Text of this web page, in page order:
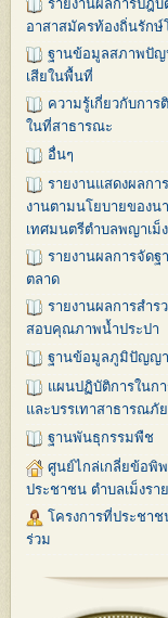
รายงานผลการปฎิบั
อาสาสมัครท้องถิ่นรักษ์
ฐานข้อมูลสภาพปัญ
เสียในพื้นที่
ความรู้เกี่ยวกับการ
ในที่สาธารณะ
อื่นๆ
รายงานแสดงผลกา
งานตามนโยบายของน
เทศมนตรีตำบลพญาเม็
รายงานผลการจัดฐ
ตลาด
รายงานผลการสำร
สอบคุณภาพน้ำประปา
ฐานข้อมูลภูมิปัญญ
แผนปฏิบัติการในก
และบรรเทาสาธารณภัย
ฐานพันธุกรรมพืช
ศูนย์ไกล่เกลี่ยข้อพิ
ประชาชน ตำบลเม็งราย
โครงการที่ประชา
ร่วม